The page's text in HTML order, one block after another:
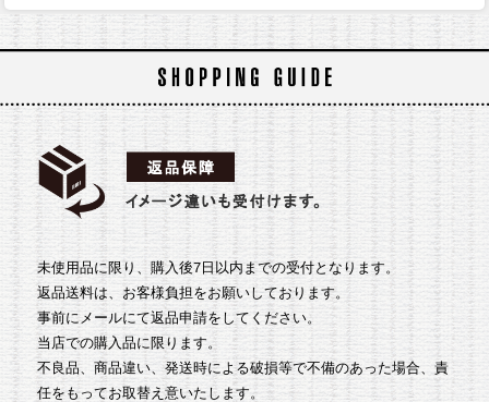
未使用品に限り、購入後7日以内までの受付となります。
返品送料は、お客様負担をお願いしております。
事前にメールにて返品申請をしてください。
当店での購入品に限ります。
不良品、商品違い、発送時による破損等で不備のあった場合、責
任をもってお取替え意いたします。